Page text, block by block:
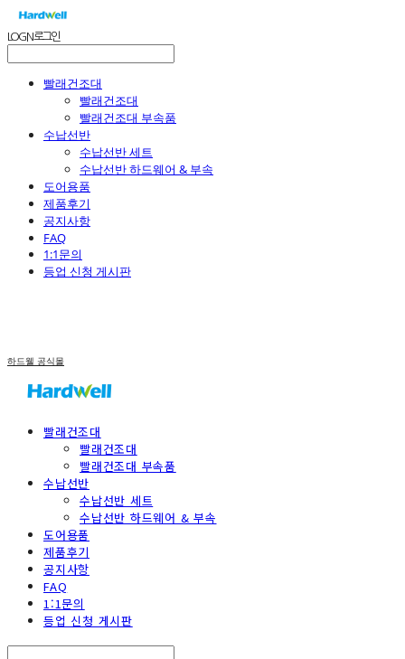
LOG IN로그인
빨래건조대
빨래건조대
빨래건조대 부속품
수납선반
수납선반 세트
수납선반 하드웨어 & 부속
도어용품
제품후기
공지사항
FAQ
1:1문의
등업 신청 게시판
하드웰 공식몰
빨래건조대
빨래건조대
빨래건조대 부속품
수납선반
수납선반 세트
수납선반 하드웨어 & 부속
도어용품
제품후기
공지사항
FAQ
1:1문의
등업 신청 게시판